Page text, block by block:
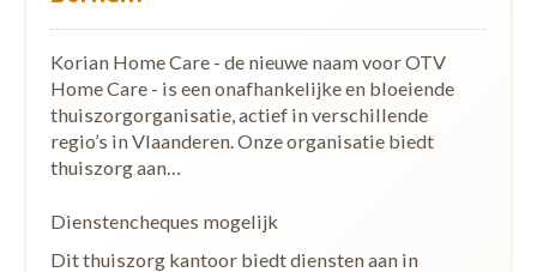
Korian Home Care - de nieuwe naam voor OTV
Home Care - is een onafhankelijke en bloeiende
thuiszorgorganisatie, actief in verschillende
regio’s in Vlaanderen. Onze organisatie biedt
thuiszorg aan…
Dienstencheques mogelijk
Dit thuiszorg kantoor biedt diensten aan in